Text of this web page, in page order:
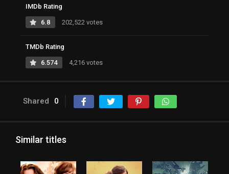
IMDb Rating
6.8 202,522 votes
TMDb Rating
6.574 4,216 votes
Shared 0
Similar titles